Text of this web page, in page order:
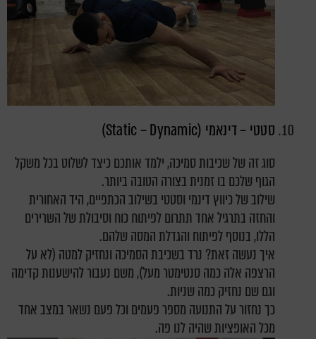
סטטי – דינאמי (Static – Dynamic)
סוג זה של שכיבות סמיכה, ילמד אותכם כיצד לשלוט בכל משקל
הגוף שלכם בו זמנית בצורה הטובה ביותר.
שילוב של כיווץ דינמי וסטטי בשילוב הכתפיים, היד האחורית
והחזה בתרגיל אחד תתרום לפיתוח כוח וסיבולת של השרירים
הללו, בנוסף לפיתוח והגדלת המסה שלהם.
איך נעשה זאת? נרד בשכיבת הסמיכה ונחזיק למטה (לא על
הרצפה אלה כמה סנטימטר מעל), משם נעבור להישענות קדימה
וגם שם נחזיק כמה שניות.
כך נחזור על התנועה מספר פעמים וכל פעם נשאר במצב אחד
מכל האופציות שהיה לנו פה.